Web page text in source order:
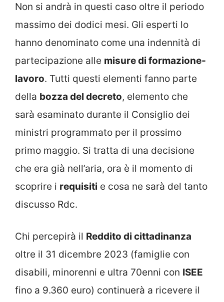
Non si andrà in questi caso oltre il periodo
massimo dei dodici mesi. Gli esperti lo
hanno denominato come una indennità di
partecipazione alle misure di formazione-
lavoro. Tutti questi elementi fanno parte
della bozza del decreto, elemento che
sarà esaminato durante il Consiglio dei
ministri programmato per il prossimo
primo maggio. Si tratta di una decisione
che era già nell’aria, ora è il momento di
scoprire i requisiti e cosa ne sarà del tanto
discusso Rdc.
Chi percepirà il Reddito di cittadinanza
oltre il 31 dicembre 2023 (famiglie con
disabili, minorenni e ultra 70enni con ISEE
fino a 9.360 euro) continuerà a ricevere il